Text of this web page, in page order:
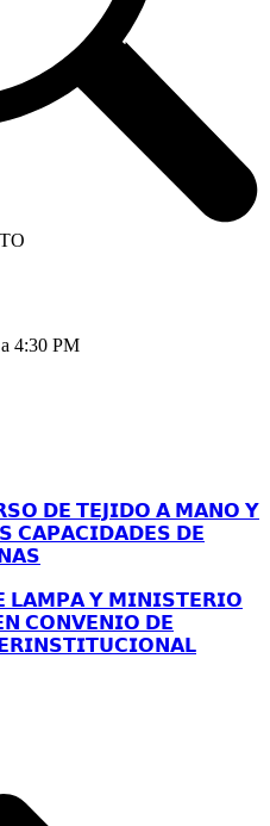
4:30 PM
𝗗𝗘 𝗧𝗘𝗝𝗜𝗗𝗢 𝗔 𝗠𝗔𝗡𝗢 𝗬
𝗖𝗔𝗣𝗔𝗖𝗜𝗗𝗔𝗗𝗘𝗦 𝗗𝗘
𝗟𝗔𝗠𝗣𝗔 𝗬 𝗠𝗜𝗡𝗜𝗦𝗧𝗘𝗥𝗜𝗢
𝗖𝗢𝗡𝗩𝗘𝗡𝗜𝗢 𝗗𝗘